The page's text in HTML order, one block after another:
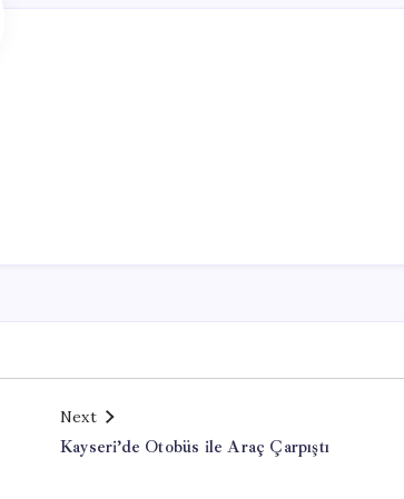
Next
Kayseri’de Otobüs ile Araç Çarpıştı